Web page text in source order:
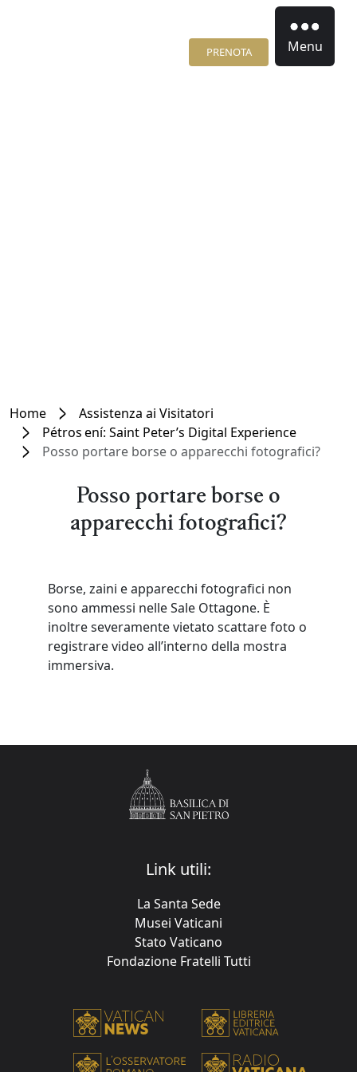
PRENOTA Menu
Home
Assistenza ai Visitatori
Pétros ení: Saint Peter’s Digital Experience
Posso portare borse o apparecchi fotografici?
Posso portare borse o
apparecchi fotografici?
Borse, zaini e apparecchi fotografici non
sono ammessi nelle Sale Ottagone. È
inoltre severamente vietato scattare foto o
registrare video all’interno della mostra
immersiva.
Link utili:
La Santa Sede
Musei Vaticani
Stato Vaticano
Fondazione Fratelli Tutti